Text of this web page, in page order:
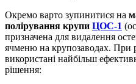
Окремо варто зупинитися на
полірування крупи ЦОС-1
призначена для видалення
ячменю на крупозаводах. При
використані найбільш
рішення: